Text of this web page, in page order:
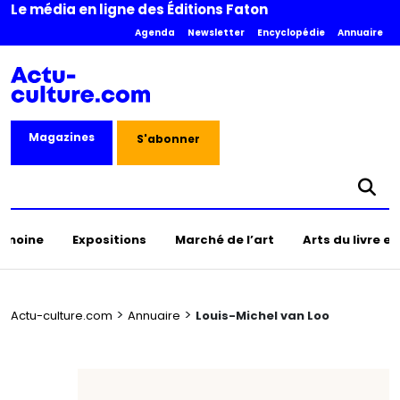
Le média en ligne des Éditions Faton
Agenda Newsletter Encyclopédie Annuaire
Magazines S'abonner
Expositions Marché de l’art Arts du livre
Actu-culture.com > Annuaire > Louis-Michel van Loo